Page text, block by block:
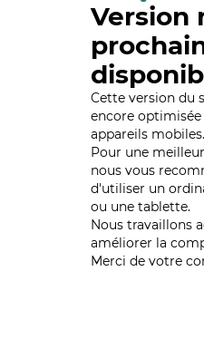
Version
Cette version du
encore
appareils mobiles.
Pour une
nous vous
d'utiliser un
ou une tablette.
Nous travaillons
améliorer la
Merci de votre